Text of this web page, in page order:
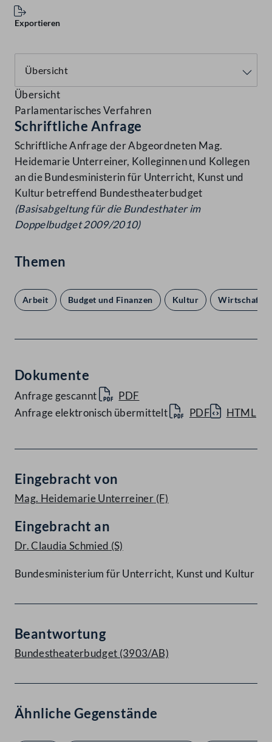
Exportieren
Übersicht
Parlamentarisches Verfahren
Schriftliche Anfrage
Schriftliche Anfrage der Abgeordneten Mag.
Heidemarie Unterreiner, Kolleginnen und Kollegen
an die Bundesministerin für Unterricht, Kunst und
Kultur betreffend Bundestheaterbudget
(Basisabgeltung für die Bundesthater im
Doppelbudget2009/2010)
Themen
Arbeit Budget und Finanzen Kultur Wirtschaft
Dokumente
Anfrage gescannt
PDF
Anfrage elektronisch übermittelt
PDF HTML
Eingebracht von
Mag. Heidemarie Unterreiner (F)
Eingebracht an
Dr. Claudia Schmied (S)
Bundesministerium für Unterricht, Kunst und Kultur
Beantwortung
Bundestheaterbudget (3903/AB)
Ähnliche Gegenstände